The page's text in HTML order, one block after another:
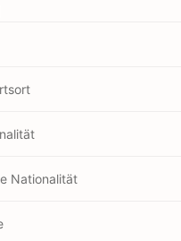
Nationalität